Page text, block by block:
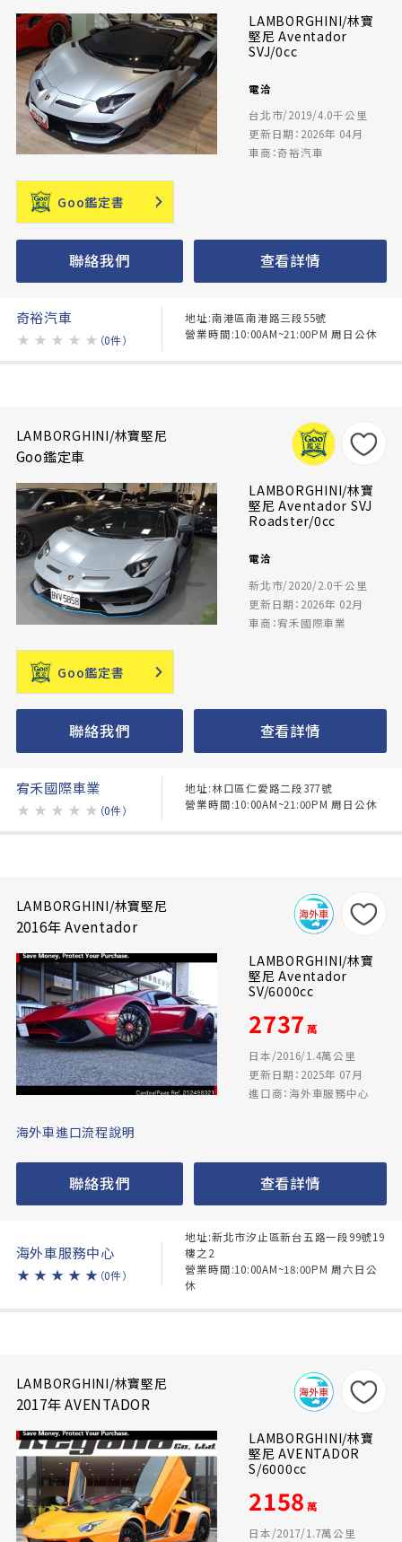
LAMBORGHINI/林寶
堅尼 Aventador
SVJ/0cc
電洽
台北市/2019/4.0千公里
更新日期：2026年 04月
車商：奇裕汽車
Goo鑑定書
聯絡我們 查看詳情
奇裕汽車
★ ★ ★ ★ ★ （0件）
地址:南港區南港路三段55號
營業時間:10:00AM~21:00PM 周日公休
LAMBORGHINI/林寶堅尼
Goo鑑定車
LAMBORGHINI/林寶
堅尼 Aventador SVJ
Roadster/0cc
電洽
新北市/2020/2.0千公里
更新日期：2026年 02月
車商：宥禾國際車業
Goo鑑定書
聯絡我們 查看詳情
宥禾國際車業
★ ★ ★ ★ ★ （0件）
地址:林口區仁愛路二段377號
營業時間:10:00AM~21:00PM 周日公休
LAMBORGHINI/林寶堅尼
2016年 Aventador
LAMBORGHINI/林寶
堅尼 Aventador
SV/6000cc
2737 萬
日本/2016/1.4萬公里
更新日期：2025年 07月
進口商：海外車服務中心
海外車進口流程說明
聯絡我們 查看詳情
海外車服務中心
★ ★ ★ ★ ★ （0件）
地址:新北市汐止區新台五路一段99號19
樓之2
營業時間:10:00AM~18:00PM 周六日公
休
LAMBORGHINI/林寶堅尼
2017年 AVENTADOR
LAMBORGHINI/林寶
堅尼 AVENTADOR
S/6000cc
2158 萬
日本/2017/1.7萬公里